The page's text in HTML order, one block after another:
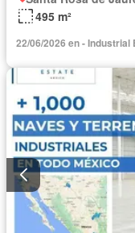
495 m²
22/06/2026 en - Industrial